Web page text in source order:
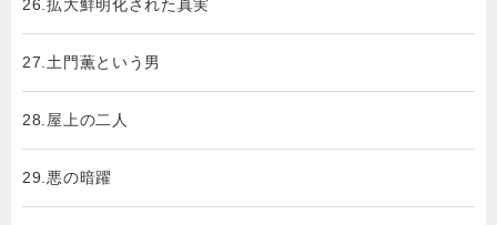
26.拡大鮮明化された真実
27.土門薫という男
28.屋上の二人
29.悪の暗躍